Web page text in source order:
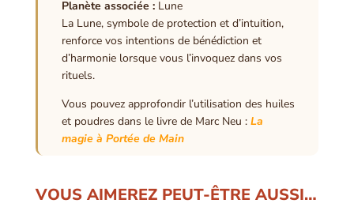
Planète associée : Lune
La Lune, symbole de protection et d’intuition,
renforce vos intentions de bénédiction et
d’harmonie lorsque vous l’invoquez dans vos
rituels.
Vous pouvez approfondir l’utilisation des huiles
et poudres dans le livre de Marc Neu : La
magie à Portée de Main
VOUS AIMEREZ PEUT-ÊTRE AUSSI…